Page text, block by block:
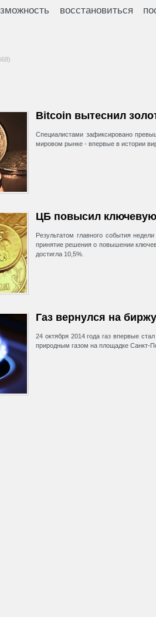
восстановиться
Bitcoin вытеснил
Специалистами зафиксировано
мировом рынке - впервые в истории
ЦБ повысил ключевую
Результатом главного события
принятие решения о повышении
достигла 10,5%.
Газ вернулся на биржу
24 октября 2014 года газ впервые
природным газом на площадке Санкт-